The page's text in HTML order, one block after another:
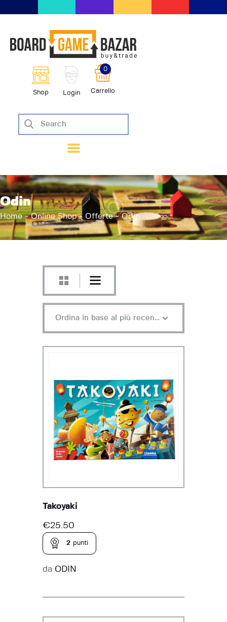
Shop Login Carrello
0
Odin
Home Online Shop Offerte Odin
giochi da tavolo
BoardGameBazar
HOME
SHOP
SCAMBIA
AIUTO
BLOG-NEWS
EVENTI
Takoyaki
€25.50
2 punti
da ODIN